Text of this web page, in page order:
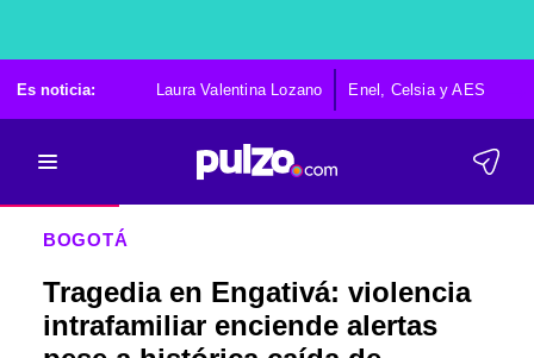
Es noticia: Laura Valentina Lozano Enel, Celsia y AES
BOGOTÁ
Tragedia en Engativá: violencia
intrafamiliar enciende alertas